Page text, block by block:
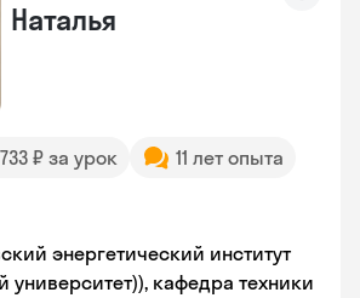
Наталья
₽ за урок
11 лет опыта
энергетический институт
университет)), кафедра техники